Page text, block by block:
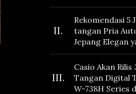
II.
Rekomendasi 5
tangan Pria
Jepang Elegan
Dikoleksi di 2026
III.
Casio Akan Rilis
Tangan Digital
W-738H Series